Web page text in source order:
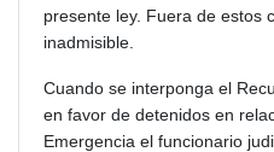
presente ley. Fuera de estos
inadmisible.
Cuando se interponga el
en favor de detenidos en
Emergencia el funcionario